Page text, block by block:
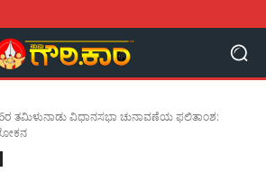
ತಮಿಳುನಾಡು ವಿಧಾನಸಭಾ ಚುನಾವಣೆಯ ಫಲಿತಾಂಶ: